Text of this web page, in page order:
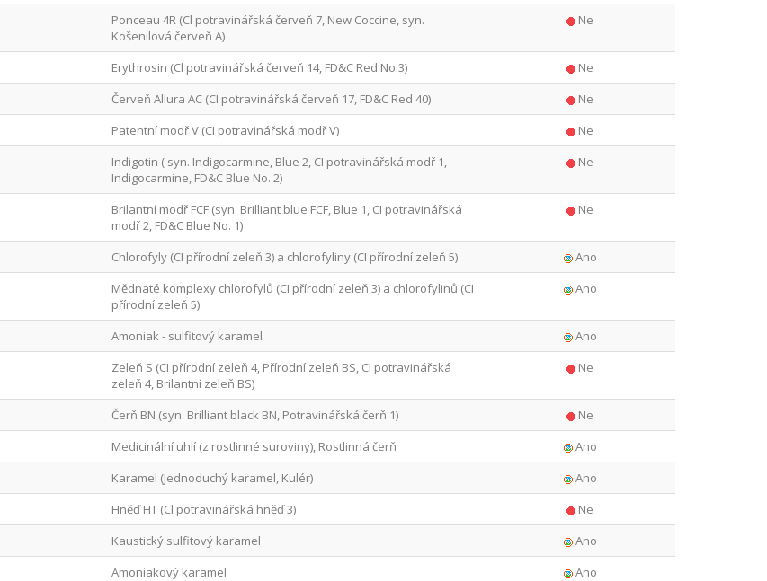
Ponceau 4R (Cl potravinářská červeň 7, New Coccine, syn.
Košenilová červeň A)
Ne
Erythrosin (Cl potravinářská červeň 14, FD&C Red No.3)
Ne
Červeň Allura AC (CI potravinářská červeň 17, FD&C Red 40)
Ne
Patentní modř V (CI potravinářská modř V)
Ne
Indigotin ( syn. Indigocarmine, Blue 2, CI potravinářská modř 1,
Indigocarmine, FD&C Blue No. 2)
Ne
Brilantní modř FCF (syn. Brilliant blue FCF, Blue 1, CI potravinářská
modř 2, FD&C Blue No. 1)
Ne
Chlorofyly (CI přírodní zeleň 3) a chlorofyliny (CI přírodní zeleň 5)
Ano
Mědnaté komplexy chlorofylů (CI přírodní zeleň 3) a chlorofylinů (CI
přírodní zeleň 5)
Ano
Amoniak - sulfitový karamel
Ano
Zeleň S (CI přírodní zeleň 4, Přírodní zeleň BS, Cl potravinářská
zeleň 4, Brilantní zeleň BS)
Ne
Čerň BN (syn. Brilliant black BN, Potravinářská čerň 1)
Ne
Medicinální uhlí (z rostlinné suroviny), Rostlinná čerň
Ano
Karamel (Jednoduchý karamel, Kulér)
Ano
Hněď HT (Cl potravinářská hněď 3)
Ne
Kaustický sulfitový karamel
Ano
Amoniakový karamel
Ano